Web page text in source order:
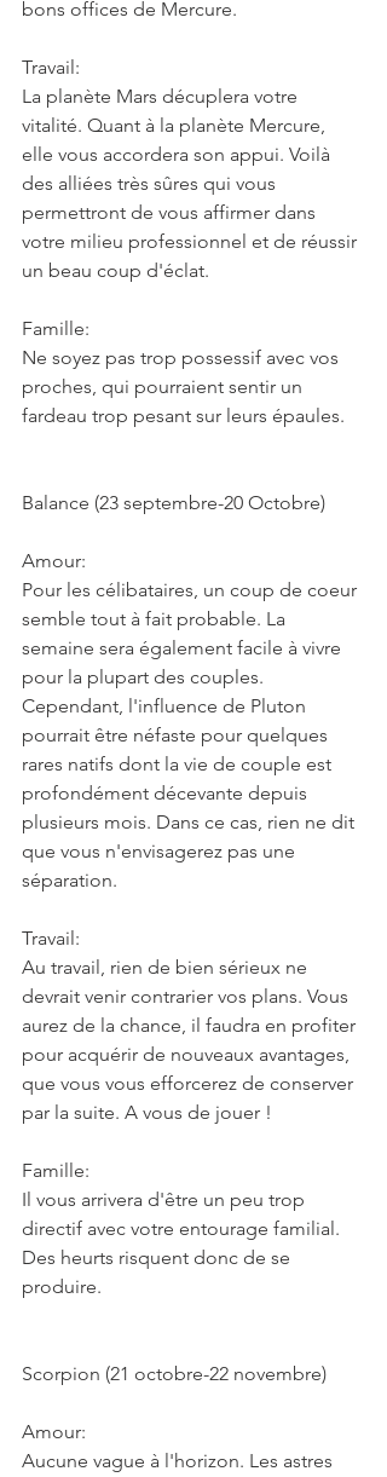
bons offices de Mercure.
Travail:
La planète Mars décuplera votre
vitalité. Quant à la planète Mercure,
elle vous accordera son appui. Voilà
des alliées très sûres qui vous
permettront de vous affirmer dans
votre milieu professionnel et de réussir
un beau coup d'éclat.
Famille:
Ne soyez pas trop possessif avec vos
proches, qui pourraient sentir un
fardeau trop pesant sur leurs épaules.
Balance (23 septembre-20 Octobre)
Amour:
Pour les célibataires, un coup de coeur
semble tout à fait probable. La
semaine sera également facile à vivre
pour la plupart des couples.
Cependant, l'influence de Pluton
pourrait être néfaste pour quelques
rares natifs dont la vie de couple est
profondément décevante depuis
plusieurs mois. Dans ce cas, rien ne dit
que vous n'envisagerez pas une
séparation.
Travail:
Au travail, rien de bien sérieux ne
devrait venir contrarier vos plans. Vous
aurez de la chance, il faudra en profiter
pour acquérir de nouveaux avantages,
que vous vous efforcerez de conserver
par la suite. A vous de jouer !
Famille:
Il vous arrivera d'être un peu trop
directif avec votre entourage familial.
Des heurts risquent donc de se
produire.
Scorpion (21 octobre-22 novembre)
Amour:
Aucune vague à l'horizon. Les astres